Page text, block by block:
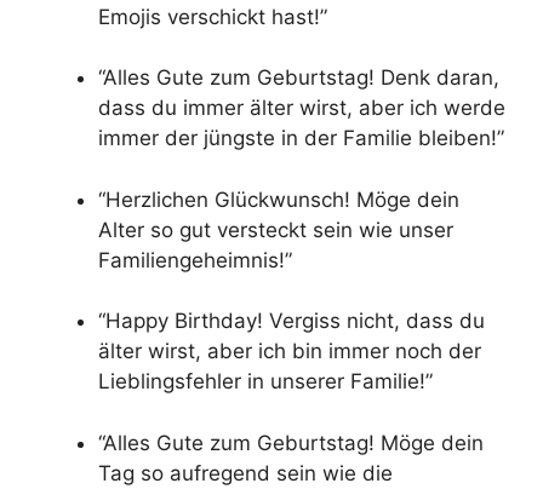
Emojis verschickt hast!”
“Alles Gute zum Geburtstag! Denk daran,
dass du immer älter wirst, aber ich werde
immer der jüngste in der Familie bleiben!”
“Herzlichen Glückwunsch! Möge dein
Alter so gut versteckt sein wie unser
Familiengeheimnis!”
“Happy Birthday! Vergiss nicht, dass du
älter wirst, aber ich bin immer noch der
Lieblingsfehler in unserer Familie!”
“Alles Gute zum Geburtstag! Möge dein
Tag so aufregend sein wie die